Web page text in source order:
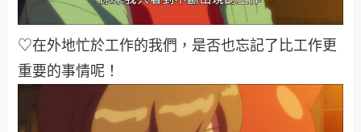
♡在外地忙於工作的我們，是否也忘記了比工作更
重要的事情呢！